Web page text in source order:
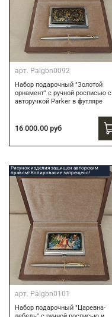
арт. Palgbn0092
Набор подарочный "Золотой
орнамент" с ручной росписью с
авторучкой Parker в футляре
16 000.00 руб
Рисунок изделия защищен авторским
правом! Копирование запрещено!
арт. Palgbn0101
Набор подарочный "Царевна-